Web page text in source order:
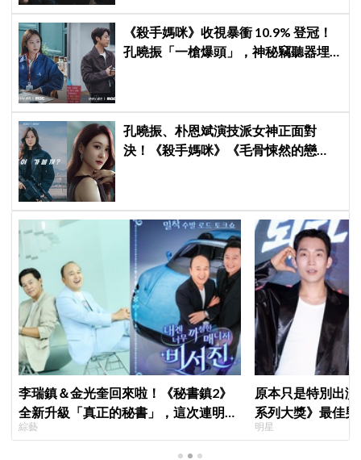
《殺手媽咪》收視暴衝 10.9% 登冠！
孔曉振「一槍爆頭」，神秘竊聽器埋
孔曉振、朴恩斌演技派女神正面對
決！《殺手媽咪》《毛骨悚然的戀
李瑞鎮＆金光奎回來啦！《秘書鎮2》
全新升級「真正的秘書」，這次連明星
私生活都包辦！8月28日首播
綜藝
原本只是特別出
系列大獎》最佳
鳥伙房兵》黃錫
明星